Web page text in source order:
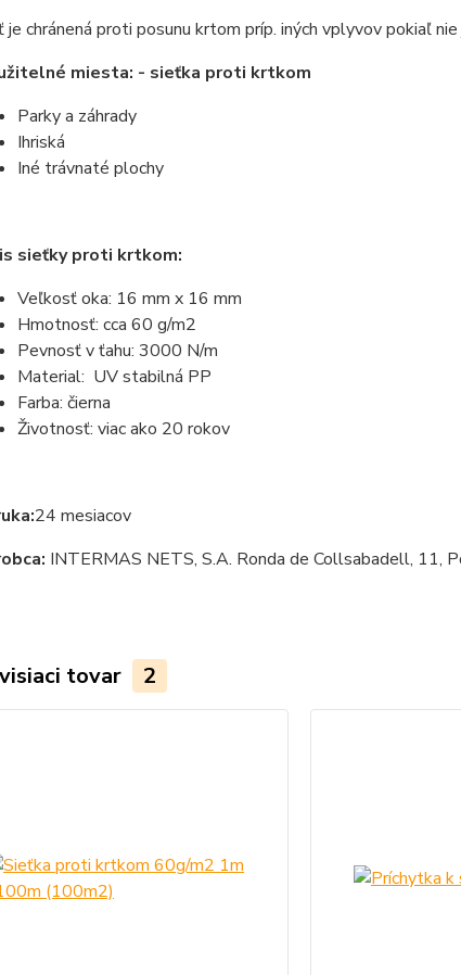
je chránená proti posunu krtom príp. iných vplyvov pokiaľ
miesta: - sieťka proti krtkom
Parky a záhrady
Ihriská
Iné trávnaté plochy
sieťky proti krtkom:
Veľkosť oka: 16 mm x 16 mm
Hmotnosť: cca 60 g/m2
Pevnosť v ťahu: 3000 N/m
Material: UV stabilná PP
Farba: čierna
Životnosť: viac ako 20 rokov
24 mesiacov
INTERMAS NETS, S.A. Ronda de Collsabadell, 11,
tovar 2